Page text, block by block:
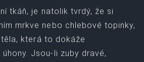
tkáň, je natolik tvrdý, že si
mrkve nebo chlebové topinky,
která to dokáže
Jsou-li zuby dravé,